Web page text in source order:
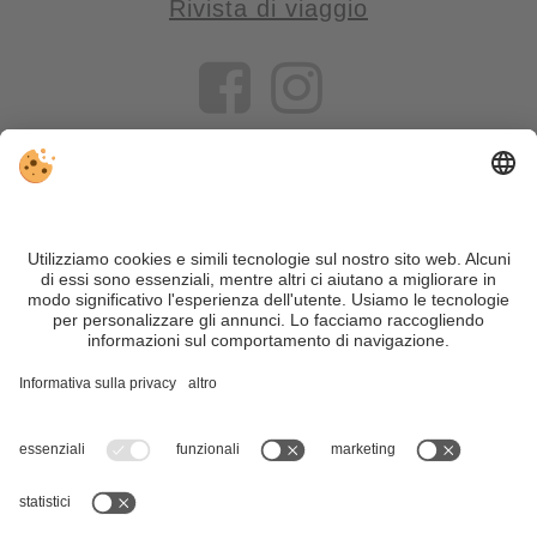
Rivista di viaggio
VIVOSüdtirol è il portale di viaggio per chi desidera vivere il
Trentino Alto Adige davvero – con consigli autentici, alloggi e
offerte su misura.
Nonostante il lavoro accurato e il costante aggiornamento dei
motivi di sicurezza, si prega di verificare chiedendo